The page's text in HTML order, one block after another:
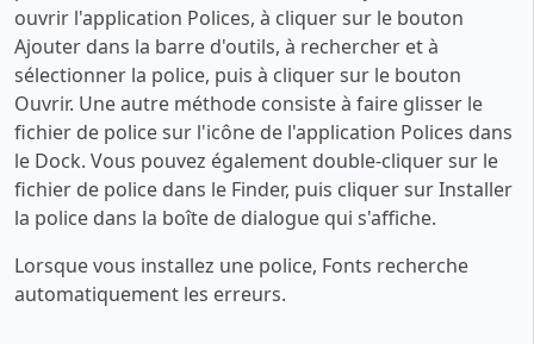
ouvrir l'application Polices, à cliquer sur le bouton
Ajouter dans la barre d'outils, à rechercher et à
sélectionner la police, puis à cliquer sur le bouton
Ouvrir. Une autre méthode consiste à faire glisser le
fichier de police sur l'icône de l'application Polices dans
le Dock. Vous pouvez également double-cliquer sur le
fichier de police dans le Finder, puis cliquer sur Installer
la police dans la boîte de dialogue qui s'affiche.
Lorsque vous installez une police, Fonts recherche
automatiquement les erreurs.